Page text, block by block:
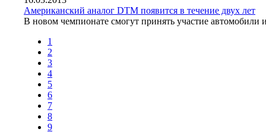
Американский аналог DTM появится в течение двух лет
В новом чемпионате смогут принять участие автомобили
1
2
3
4
5
6
7
8
9